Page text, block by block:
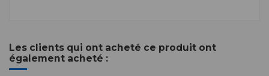
Les clients qui ont acheté ce produit ont
également acheté :